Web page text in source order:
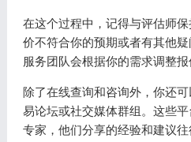
在这个过程中，记得与评估师
价不符合你的预期或者有其他
服务团队会根据你的需求调整报
除了在线查询和咨询外，你还
易论坛或社交媒体群组。这些
专家，他们分享的经验和建议